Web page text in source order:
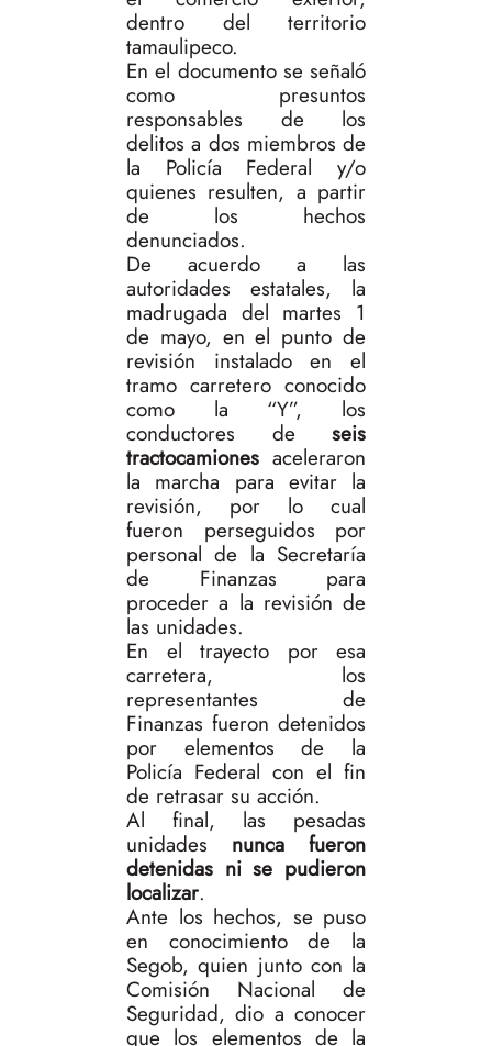
dentro del territorio
tamaulipeco.
En el documento se señaló
como presuntos
responsables de los
delitos a dos miembros de
la Policía Federal y/o
quienes resulten, a partir
de los hechos
denunciados.
De acuerdo a las
autoridades estatales, la
madrugada del martes 1
de mayo, en el punto de
revisión instalado en el
tramo carretero conocido
como la “Y”, los
conductores de seis
tractocamiones aceleraron
la marcha para evitar la
revisión, por lo cual
fueron perseguidos por
personal de la Secretaría
de Finanzas para
proceder a la revisión de
las unidades.
En el trayecto por esa
carretera, los
representantes de
Finanzas fueron detenidos
por elementos de la
Policía Federal con el fin
de retrasar su acción.
Al final, las pesadas
unidades nunca fueron
detenidas ni se pudieron
localizar.
Ante los hechos, se puso
en conocimiento de la
Segob, quien junto con la
Comisión Nacional de
Seguridad, dio a conocer
que los elementos de la